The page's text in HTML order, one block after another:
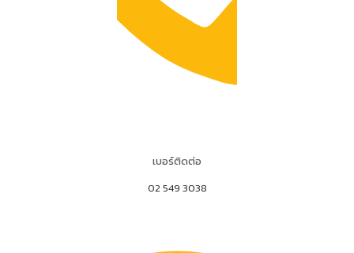
เบอร์ติดต่อ
02 549 3038